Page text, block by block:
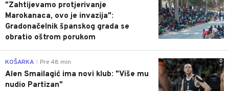
"Zahtijevamo protjerivanje
Marokanaca, ovo je invazija":
Gradonačelnik španskog grada se
obratio oštrom porukom
0
KOŠARKA Pre 48 min
Alen Smailagić ima novi klub: "Više mu
nudio Partizan"